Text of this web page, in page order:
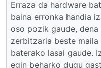
Erraza da hardware
baina erronka handia
oso pozik gaude,
zerbitzaria beste
baterako lasai gaude.
egin beharko dugu